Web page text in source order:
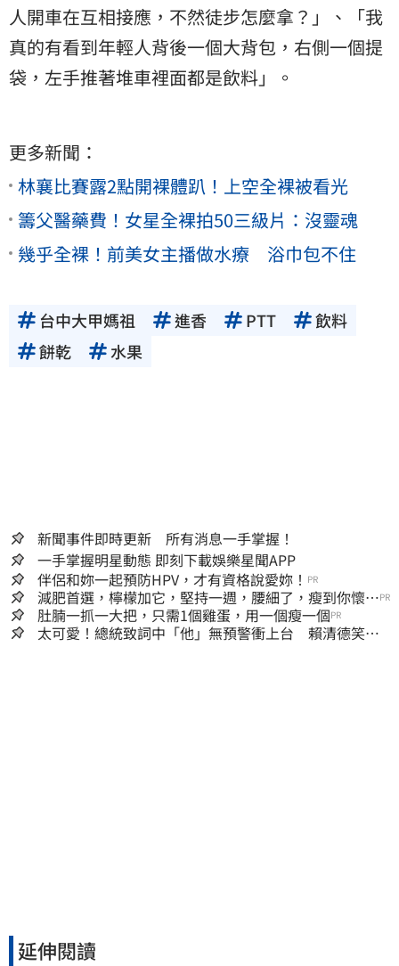
人開車在互相接應，不然徒步怎麼拿？」、「我
真的有看到年輕人背後一個大背包，右側一個提
袋，左手推著堆車裡面都是飲料」。
更多新聞：
林襄比賽露2點開裸體趴！上空全裸被看光
籌父醫藥費！女星全裸拍50三級片：沒靈魂
幾乎全裸！前美女主播做水療 浴巾包不住
台中大甲媽祖 進香 PTT
飲料
餅乾
水果
新聞事件即時更新 所有消息一手掌握！
一手掌握明星動態 即刻下載娛樂星聞APP
伴侶和妳一起預防HPV，才有資格說愛妳！ PR
減肥首選，檸檬加它，堅持一週，腰細了，瘦到你懷疑
人生
PR
肚腩一抓一大把，只需1個雞蛋，用一個瘦一個PR
太可愛！總統致詞中「他」無預警衝上台 賴清德笑
延伸閱讀